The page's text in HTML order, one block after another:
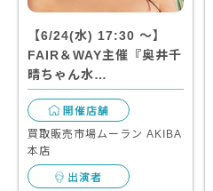
【6/24(水) 17:30 〜】
FAIR＆WAY主催『奥井千
晴ちゃん水…
開催店舗
買取販売市場ムーラン AKIBA
本店
出演者